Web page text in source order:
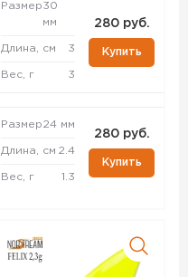
Размер30
мм
Длина, см 3
Вес, г 3
280 руб.
Купить
Размер24 мм
Длина, см 2.4
Вес, г 1.3
280 руб.
Купить